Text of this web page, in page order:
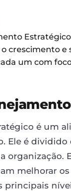
crescimento e
um com
é um
Ele é
organização.
melhorar
principais